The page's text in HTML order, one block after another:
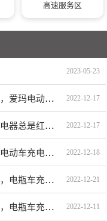
高速服务区
2023-05-23
电动车充不进去电充电器直接绿灯，爱玛电动车充电器绿灯充不进去电 2022-12-17
电动车充电器充满电不跳绿灯，充电器总是红灯不变绿灯怎么回事 2022-12-17
充电器充满电不变绿灯什么原因？电动车充电器充很久还红灯 2022-12-18
电瓶车充电器一直亮绿灯充不进电，电瓶车充电器充一会就变绿灯了 2022-12-21
电动车没电了插上充电器显示绿灯，电瓶车充电器绿灯亮了还充电吗 2022-12-11